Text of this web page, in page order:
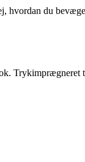
hvordan du